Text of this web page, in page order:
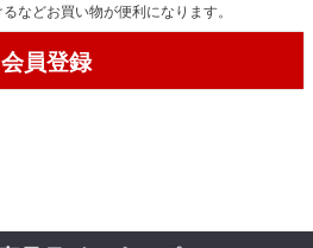
などお買い物が便利になります。
会員登録